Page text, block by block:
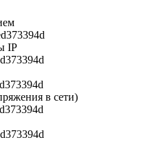
IP
в сети)